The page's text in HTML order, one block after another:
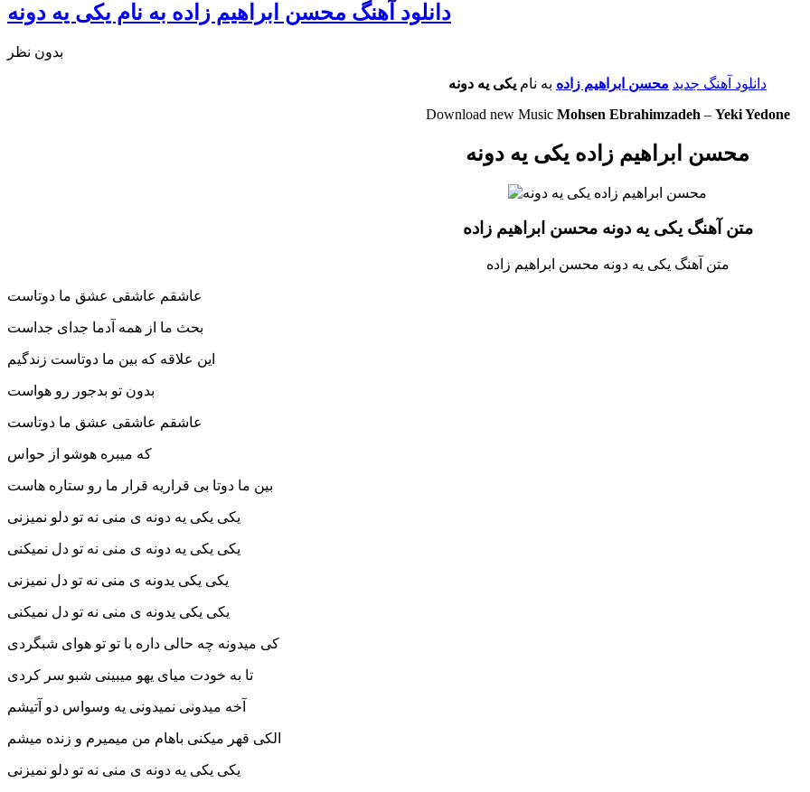
دانلود آهنگ محسن ابراهیم زاده به نام یکی یه دونه
بدون نظر
دانلود آهنگ جدید محسن ابراهیم زاده به نام یکی یه دونه
Download new Music Mohsen Ebrahimzadeh – Yeki Yedone
محسن ابراهیم زاده یکی یه دونه
متن آهنگ یکی یه دونه محسن ابراهیم زاده
متن آهنگ یکی یه دونه محسن ابراهیم زاده
عاشقم عاشقی عشق ما دوتاست
بحث ما از همه آدما جدای جداست
این علاقه که بین ما دوتاست زندگیم
بدون تو بدجور رو هواست
عاشقم عاشقی عشق ما دوتاست
که میبره هوشو از حواس
بین ما دوتا بی قراریه قرار ما رو ستاره هاست
یکی یکی یه دونه ی منی نه تو دلو نمیزنی
یکی یکی یه دونه ی منی نه تو دل نمیکنی
یکی یکی یدونه ی منی نه تو دل نمیزنی
یکی یکی یدونه ی منی نه تو دل نمیکنی
کی میدونه چه حالی داره با تو تو هوای شبگردی
تا به خودت میای یهو میبینی شبو سر کردی
آخه میدونی نمیدونی یه وسواس دو آتیشم
الکی قهر میکنی باهام من میمیرم و زنده میشم
یکی یکی یه دونه ی منی نه تو دلو نمیزنی